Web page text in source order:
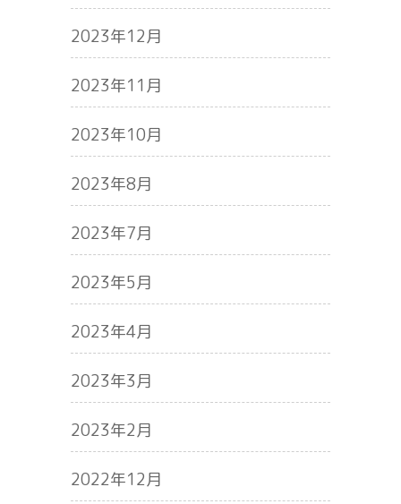
2023年12月
2023年11月
2023年10月
2023年8月
2023年7月
2023年5月
2023年4月
2023年3月
2023年2月
2022年12月